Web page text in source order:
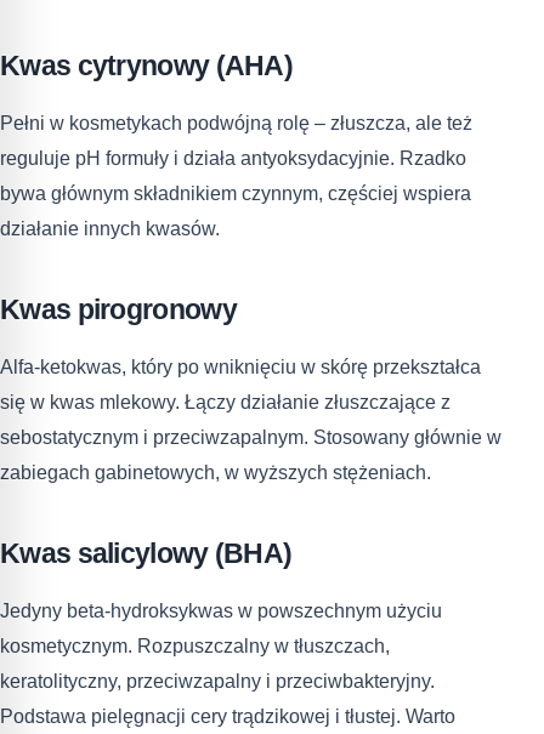
Kwas cytrynowy (AHA)
Pełni w kosmetykach podwójną rolę – złuszcza, ale też
reguluje pH formuły i działa antyoksydacyjnie. Rzadko
bywa głównym składnikiem czynnym, częściej wspiera
działanie innych kwasów.
Kwas pirogronowy
Alfa-ketokwas, który po wniknięciu w skórę przekształca
się w kwas mlekowy. Łączy działanie złuszczające z
sebostatycznym i przeciwzapalnym. Stosowany głównie w
zabiegach gabinetowych, w wyższych stężeniach.
Kwas salicylowy (BHA)
Jedyny beta-hydroksykwas w powszechnym użyciu
kosmetycznym. Rozpuszczalny w tłuszczach,
keratolityczny, przeciwzapalny i przeciwbakteryjny.
Podstawa pielęgnacji cery trądzikowej i tłustej. Warto